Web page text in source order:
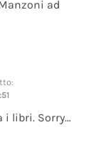
ad
i libri. Sorry…